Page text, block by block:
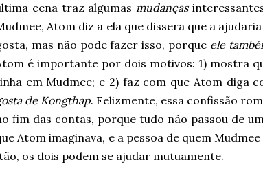
cena traz algumas mudanças
Atom diz a ela que dissera que a
mas não pode fazer isso, porque ele
é importante por dois motivos: 1) mostra
em Mudmee; e 2) faz com que Atom diga
de Kongthap. Felizmente, essa confissão
fim das contas, porque tudo não passou de
Atom imaginava, e a pessoa de quem
os dois podem se ajudar mutuamente.